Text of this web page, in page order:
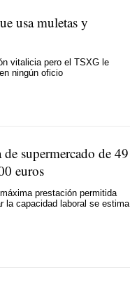
usa muletas y
vitalicia pero el TSXG le
ningún oficio
supermercado de 49
euros
prestación permitida
la capacidad laboral se estima